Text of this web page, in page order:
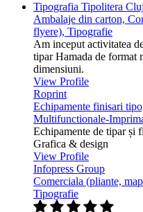
Tipografia Tipolitera
Ambalaje din carton,
flyere), Tipografie
Am inceput activitatea
tipar Hamada de format
dimensiuni.
View Profile
Roprint
Echipamente finisari
Multifunctionale-
Echipamente de tipar și
Grafica & design
View Profile
Infopress Group
Comerciala (pliante,
Tipografie